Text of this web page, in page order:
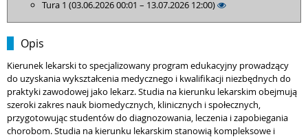
Tura 1 (03.06.2026 00:01 – 13.07.2026 12:00)
Opis
Kierunek lekarski to specjalizowany program edukacyjny prowadzący
do uzyskania wykształcenia medycznego i kwalifikacji niezbędnych do
praktyki zawodowej jako lekarz. Studia na kierunku lekarskim obejmują
szeroki zakres nauk biomedycznych, klinicznych i społecznych,
przygotowując studentów do diagnozowania, leczenia i zapobiegania
chorobom. Studia na kierunku lekarskim stanowią kompleksowe i